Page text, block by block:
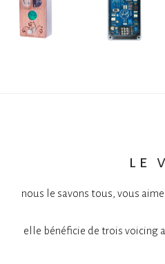
le
nous le savons tous, vous
elle bénéficie de trois voicing